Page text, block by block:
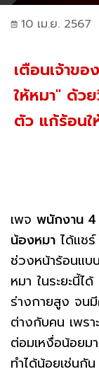
10 เม.ย. 2567
เตือนเจ้าข
ให้หมา" ด้ว
ตัว แก้ร้อน
เพจ พนักงาน 4
น้องหมา ได้แช
ช่วงหน้าร้อนแบ
หมา ในระยะนี้ไ
ร่างกายสูง จนมี
ต่างกับคน เพรา
ต่อมเหงื่อน้อยม
ทำได้น้อยเช่นกัน